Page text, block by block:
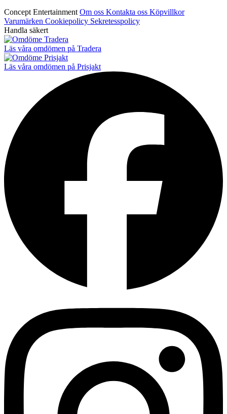
Concept Entertainment Om oss Kontakta oss Köpvillkor
Varumärken Cookiepolicy Sekretesspolicy
Handla säkert
Läs våra omdömen på Tradera
Läs våra omdömen på Prisjakt